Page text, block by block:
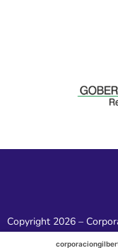
Copyright 2026 –